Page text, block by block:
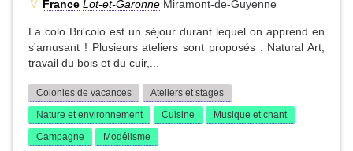
France Lot-et-Garonne Miramont-de-Guyenne
La colo Bri'colo est un séjour durant lequel on apprend en
s'amusant ! Plusieurs ateliers sont proposés : Natural Art,
travail du bois et du cuir,...
Colonies de vacances
Ateliers et stages
Nature et environnement
Cuisine
Musique et chant
Campagne
Modélisme